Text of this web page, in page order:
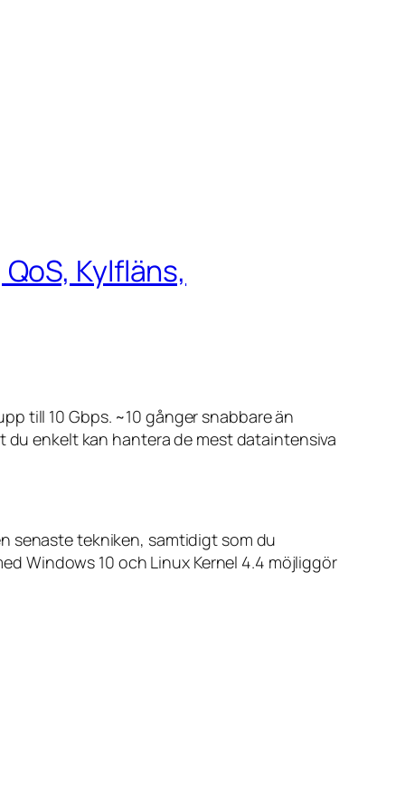
Kylfläns,
till 10 Gbps. ~10 gånger snabbare än
enkelt kan hantera de mest dataintensiva
senaste tekniken, samtidigt som du
Windows 10 och Linux Kernel 4.4 möjliggör